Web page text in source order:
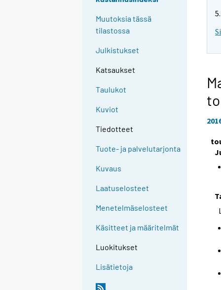
Muutoksia tässä
tilastossa
Julkistukset
Katsaukset
Taulukot
Kuviot
Tiedotteet
Tuote- ja palvelutarjonta
Kuvaus
Laatuselosteet
Menetelmäselosteet
Käsitteet ja määritelmät
Luokitukset
Lisätietoja